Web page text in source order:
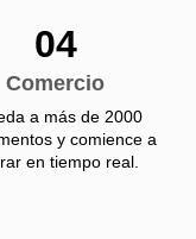
04
Comercio
a más de 2000
y comience a
en tiempo real.